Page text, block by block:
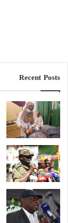
جميع الحقوق